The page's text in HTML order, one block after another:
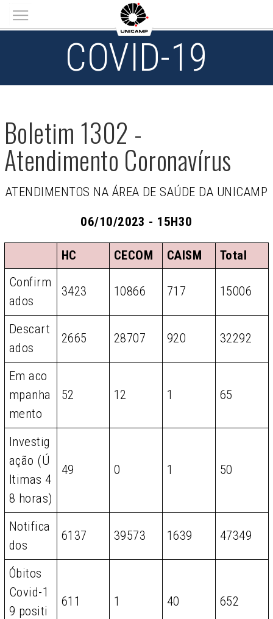
Main menu
COVID-19
Boletim 1302 -
Atendimento Coronavírus
ATENDIMENTOS NA ÁREA DE SAÚDE DA UNICAMP
06/10/2023 - 15H30
HC CECOM CAISM
Total
Confirm
ados
3423 10866 717 15006
Descart
ados
2665 28707 920 32292
Em aco
mpanha
mento
52 12 1 65
Investig
ação (Ú
ltimas 4
8 horas)
49 0 1 50
Notifica
dos
6137 39573 1639 47349
Óbitos
Covid-1
9 positi
611 1 40 652